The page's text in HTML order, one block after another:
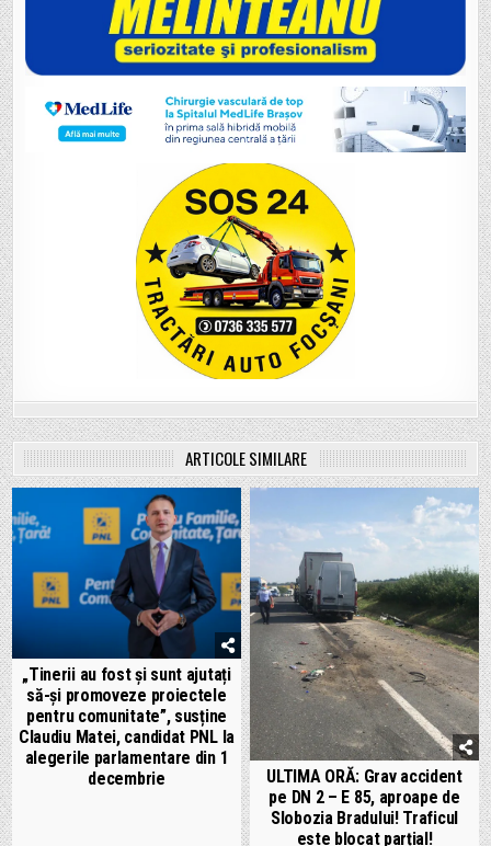
ARTICOLE SIMILARE
„Tinerii au fost și sunt ajutați
să-și promoveze proiectele
pentru comunitate”, susține
Claudiu Matei, candidat PNL la
alegerile parlamentare din 1
decembrie
ULTIMA ORĂ: Grav accident
pe DN 2 – E 85, aproape de
Slobozia Bradului! Traficul
este blocat parțial!